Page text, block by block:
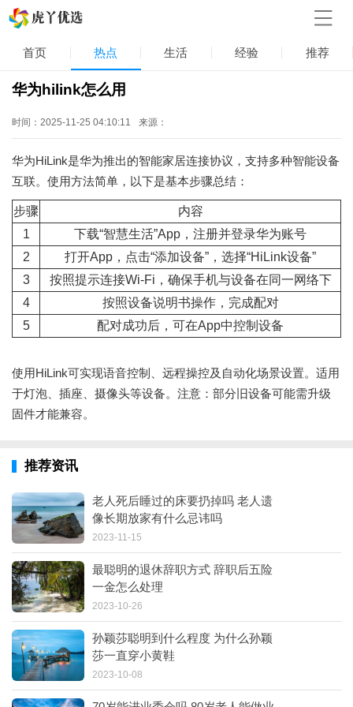
首页 热点 生活 经验 推荐
华为hilink怎么用
时间：2025-11-25 04:10:11 来源：
华为HiLink是华为推出的智能家居连接协议，支持多种智能设备
互联。使用方法简单，以下是基本步骤总结：
步骤
内容
1
下载“智慧生活”App，注册并登录华为账号
2
打开App，点击“添加设备”，选择“HiLink设备”
3
按照提示连接Wi-Fi，确保手机与设备在同一网络下
4
按照设备说明书操作，完成配对
5
配对成功后，可在App中控制设备
使用HiLink可实现语音控制、远程操控及自动化场景设置。适用
于灯泡、插座、摄像头等设备。注意：部分旧设备可能需升级
固件才能兼容。
推荐资讯
老人死后睡过的床要扔掉吗 老人遗
像长期放家有什么忌讳吗
2023-11-15
最聪明的退休辞职方式 辞职后五险
一金怎么处理
2023-10-26
孙颖莎聪明到什么程度 为什么孙颖
莎一直穿小黄鞋
2023-10-08